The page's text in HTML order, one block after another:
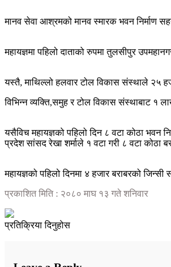
मानव सेवा आश्रमको मानव स्मारक भवन निर्माण
महायज्ञमा पहिलो दाताको रुपमा तुलसीपुर
यस्तै, माथिल्लो हलवार टोल विकास संस्थाले २५
विभिन्न व्यक्ति,समुह र टोल विकास संस्थाबाट १
यसैविच महायज्ञको पहिलो दिन ८ वटा कोठा भवन
प्रदेश सांसद रेखा शर्माले १ वटा गरी ८ वटा कोठा
महायज्ञको पहिलो दिनमा ४ हजार बराबरको
प्रकाशित मिति : २०८० माघ १३ गते शनिवार
प्रतिक्रिया दिनुहोस